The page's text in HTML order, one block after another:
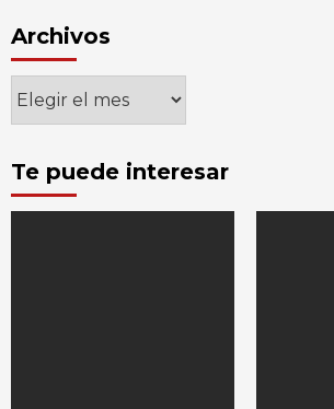
Archivos
Te puede interesar